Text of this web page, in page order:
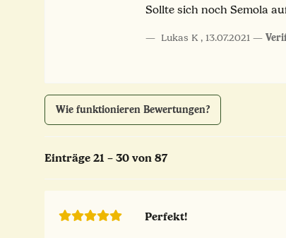
Sollte sich noch Semola
Lukas K , 13.07.2021
Wie funktionieren Bewertungen?
Einträge 21 – 30 von 87
Perfekt!